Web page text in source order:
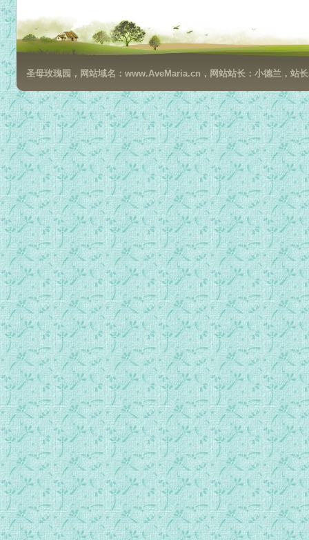
圣母玫瑰园，网站域名：www.AveMaria.cn，网站站长：小德兰，